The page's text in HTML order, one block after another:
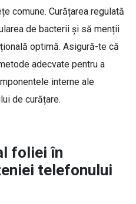
comune. Curățarea regulată
de bacterii și să menții
optimă. Asigură-te că
adecvate pentru a
interne ale
de curățare.
foliei în
telefonului